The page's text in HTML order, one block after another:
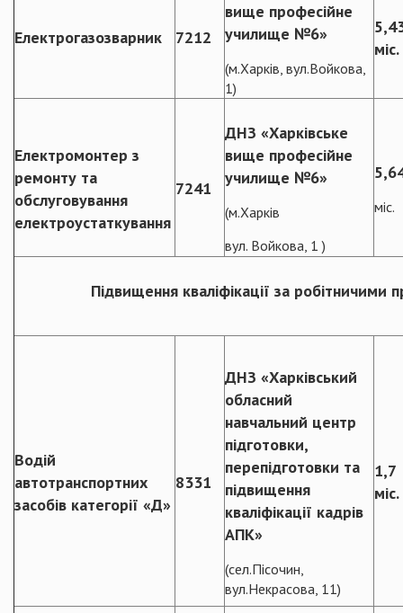
Електрогазозварник 7212
вище професійне
училище №6»
(м.Харків, вул.Войкова,
1)
міс.
Електромонтер з
ремонту та
обслуговування
електроустаткування
7241
ДНЗ «Харківське
вище професійне
училище №6»
(м.Харків
вул. Войкова, 1 )
міс.
Підвищення кваліфікації за робітничими
Водій
автотранспортних
засобів категорії «Д»
8331
ДНЗ «Харківський
обласний
навчальний центр
підготовки,
перепідготовки та
підвищення
кваліфікації кадрів
АПК»
(сел.Пісочин,
вул.Некрасова, 11)
1,7
міс.